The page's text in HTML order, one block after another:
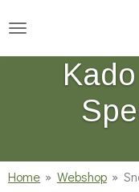
hoofdinhoud
Home » Webshop »